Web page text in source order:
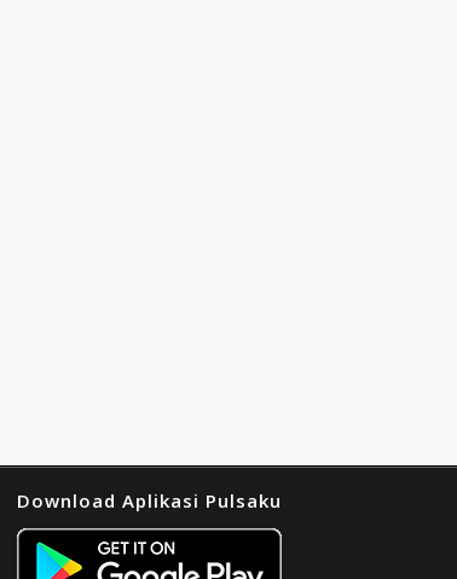
Download Aplikasi Pulsaku